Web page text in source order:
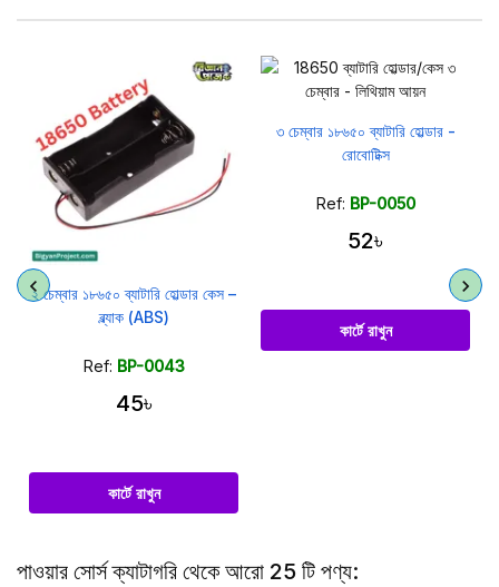
২ চেম্বার ১৮৬৫০ ব্যাটারি হোল্ডার কেস –
ব্ল্যাক (ABS)
Ref: BP-0043
45৳
কার্টে রাখুন
৩ চেম্বার ১৮৬৫০ ব্যাটারি হোল্ডার -
রোবোটিক্স
Ref: BP-0050
52৳
কার্টে রাখুন
পাওয়ার সোর্স ক্যাটাগরি থেকে আরো 25 টি পণ্য: